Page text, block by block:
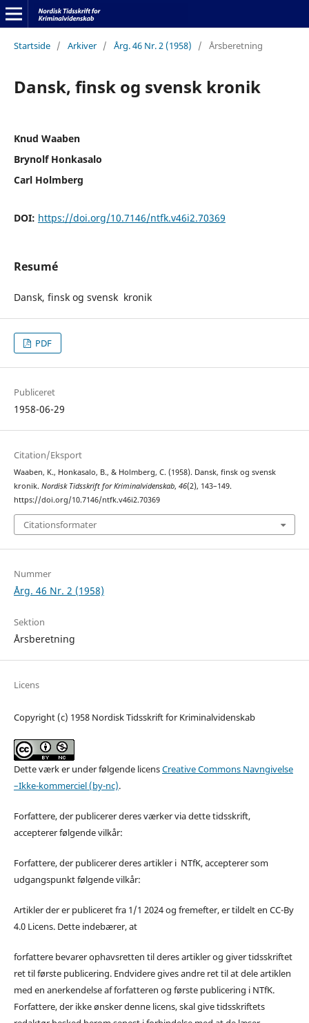
Startside / Arkiver / Årg. 46 Nr. 2 (1958) / Årsberetning
Dansk, finsk og svensk kronik
Knud Waaben
Brynolf Honkasalo
Carl Holmberg
DOI: https://doi.org/10.7146/ntfk.v46i2.70369
Resumé
Dansk, finsk og svensk kronik
PDF
Publiceret
1958-06-29
Citation/Eksport
Waaben, K., Honkasalo, B., & Holmberg, C. (1958). Dansk, finsk og svensk
kronik. Nordisk Tidsskrift for Kriminalvidenskab, 46(2), 143–149.
https://doi.org/10.7146/ntfk.v46i2.70369
Citationsformater
Nummer
Årg. 46 Nr. 2 (1958)
Sektion
Årsberetning
Licens
Copyright (c) 1958 Nordisk Tidsskrift for Kriminalvidenskab
Dette værk er under følgende licensCreative Commons Navngivelse
–Ikke-kommerciel (by-nc).
Forfattere, der publicerer deres værker via dette tidsskrift,
accepterer følgende vilkår:
Forfattere, der publicerer deres artikler i NTfK, accepterer som
udgangspunkt følgende vilkår:
Artikler der er publiceret fra 1/1 2024 og fremefter, er tildelt en CC-By
4.0 Licens. Dette indebærer, at
forfattere bevarer ophavsretten til deres artikler og giver tidsskriftet
ret til første publicering. Endvidere gives andre ret til at dele artiklen
med en anerkendelse af forfatteren og første publicering i NTfK.
Forfattere, der ikke ønsker denne licens, skal give tidsskriftets